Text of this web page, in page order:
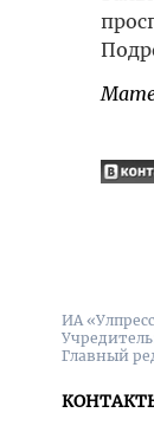
ИА
Главный